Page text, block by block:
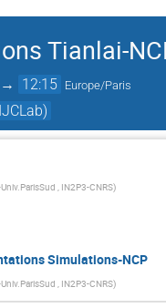
Tianlai-
→ 12:15 Europe/Paris
, IN2P3-CNRS)
Simulations-NCP
, IN2P3-CNRS)